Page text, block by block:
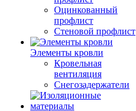
Оцинкованный
профлист
Стеновой профлист
Элементы кровли
Кровельная
вентиляция
Снегозадержатели